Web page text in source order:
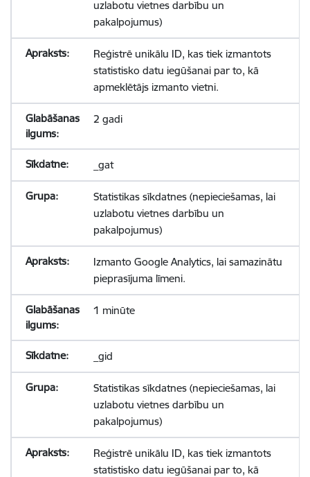
uzlabotu vietnes darbību un
pakalpojumus)
Reģistrē unikālu ID, kas tiek izmantots
statistisko datu iegūšanai par to, kā
apmeklētājs izmanto vietni.
2 gadi
_gat
Statistikas sīkdatnes (nepieciešamas, lai
uzlabotu vietnes darbību un
pakalpojumus)
Izmanto Google Analytics, lai samazinātu
pieprasījuma līmeni.
1 minūte
_gid
Statistikas sīkdatnes (nepieciešamas, lai
uzlabotu vietnes darbību un
pakalpojumus)
Reģistrē unikālu ID, kas tiek izmantots
statistisko datu iegūšanai par to, kā